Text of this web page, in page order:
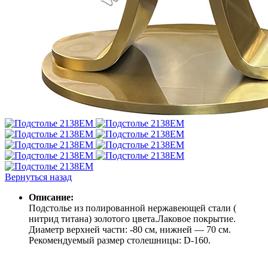
Вернуться назад
Описание:
Подстолье из полированной нержавеющей стали (
нитрид титана) золотого цвета.Лаковое покрытие.
Диаметр верхней части: -80 см, нижней — 70 см.
Рекомендуемый размер столешницы: D-160.